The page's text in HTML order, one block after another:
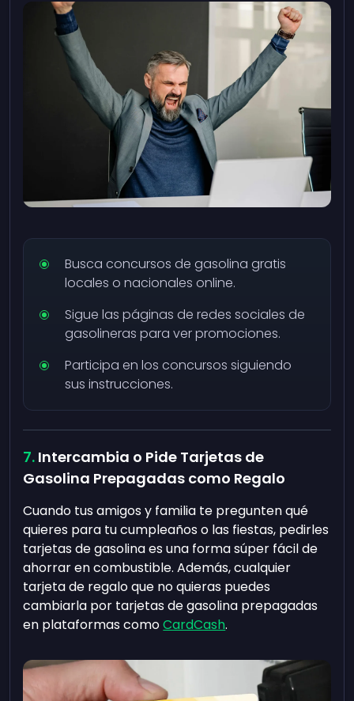
Busca concursos de gasolina gratis
locales o nacionales online.
Sigue las páginas de redes sociales de
gasolineras para ver promociones.
Participa en los concursos siguiendo
sus instrucciones.
Intercambia o Pide Tarjetas de
Gasolina Prepagadas como Regalo
Cuando tus amigos y familia te pregunten qué
quieres para tu cumpleaños o las fiestas, pedirles
tarjetas de gasolina es una forma súper fácil de
ahorrar en combustible. Además, cualquier
tarjeta de regalo que no quieras puedes
cambiarla por tarjetas de gasolina prepagadas
en plataformas comoCardCash.